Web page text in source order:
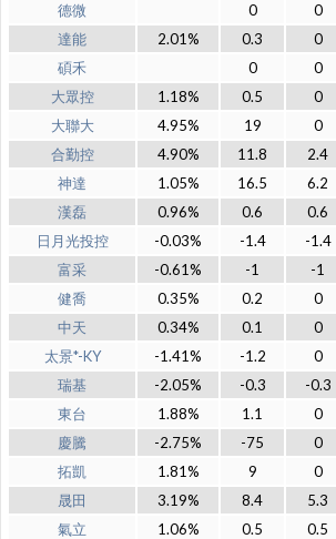
德微
0 0
達能
2.01% 0.3 0
碩禾
0 0
大眾控
1.18% 0.5 0
大聯大
4.95% 19 0
合勤控
4.90% 11.8 2.4
神達
1.05% 16.5 6.2
漢磊
0.96% 0.6 0.6
日月光投控
-0.03% -1.4 -1.4
富采
-0.61% -1 -1
健喬
0.35% 0.2 0
中天
0.34% 0.1 0
太景*-KY
-1.41% -1.2 0
瑞基
-2.05% -0.3 -0.3
東台
1.88% 1.1 0
慶騰
-2.75% -75 0
拓凱
1.81% 9 0
晟田
3.19% 8.4 5.3
氣立
1.06% 0.5 0.5